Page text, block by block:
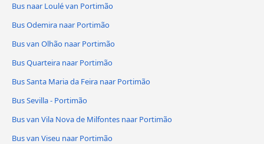
Bus naar Loulé van Portimão
Bus Odemira naar Portimão
Bus van Olhão naar Portimão
Bus Quarteira naar Portimão
Bus Santa Maria da Feira naar Portimão
Bus Sevilla - Portimão
Bus van Vila Nova de Milfontes naar Portimão
Bus van Viseu naar Portimão